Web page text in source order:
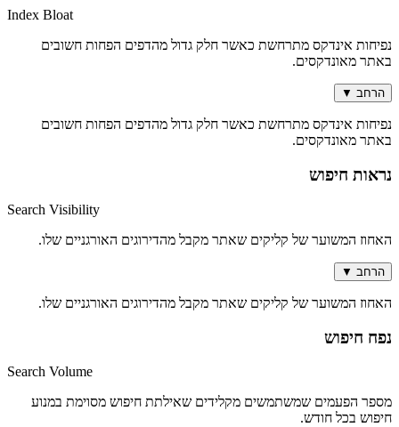
Index Bloat
נפיחות אינדקס מתרחשת כאשר חלק גדול מהדפים הפחות חשובים
באתר מאונדקסים.
הרחב ▼
נפיחות אינדקס מתרחשת כאשר חלק גדול מהדפים הפחות חשובים
באתר מאונדקסים.
נראות חיפוש
Search Visibility
האחוז המשוער של קליקים שאתר מקבל מהדירוגים האורגניים שלו.
הרחב ▼
האחוז המשוער של קליקים שאתר מקבל מהדירוגים האורגניים שלו.
נפח חיפוש
Search Volume
מספר הפעמים שמשתמשים מקלידים שאילתת חיפוש מסוימת במנוע
חיפוש בכל חודש.